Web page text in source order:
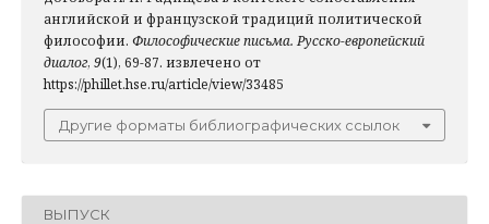
английской и французской традиций политической
философии. Философические письма. Русско-европейский
диалог, 9(1), 69-87. извлечено от
https://phillet.hse.ru/article/view/33485
Другие форматы библиографических ссылок
ВЫПУСК